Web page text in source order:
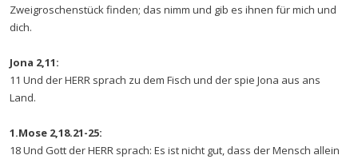
Zweigroschenstück finden; das nimm und gib es ihnen für mich und
dich.
Jona 2,11:
11 Und der HERR sprach zu dem Fisch und der spie Jona aus ans
Land.
1.Mose 2,18.21-25:
18 Und Gott der HERR sprach: Es ist nicht gut, dass der Mensch allein